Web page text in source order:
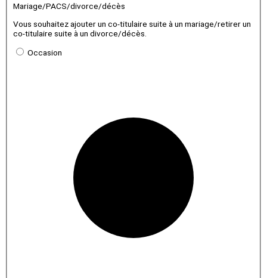
Mariage/PACS/divorce/décès
Vous souhaitez ajouter un co-titulaire suite à un mariage/retirer un
co-titulaire suite à un divorce/décès.
Occasion